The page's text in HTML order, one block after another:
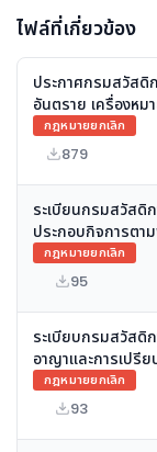
ไฟล์ที่เกี่ยวข้อง
ประกาศกรมสวัสดิ
อันตราย เครื่องห
แวดล้อมในการทำ
และลูกจ้าง พ.ศ. ๒
กฎหมายยกเลิก
879
ระเบียนกรมสวัสดิ
ประกอบกิจการตา
สภาพแวดล้อมใน
กฎหมายยกเลิก
95
ระเบียบกรมสวัสดิ
อาญาและการเปรี
คุ้มครองแรงงาน
(ยกเลิก)
กฎหมายยกเลิก
93